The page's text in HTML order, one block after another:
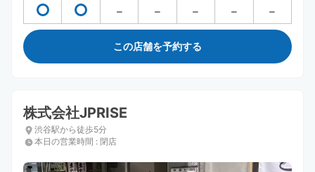
この店舗を予約する
株式会社JPRISE
渋谷駅から徒歩5分
本日の営業時間 : 閉店